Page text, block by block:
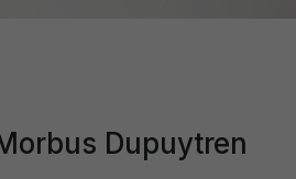
Dupuytren